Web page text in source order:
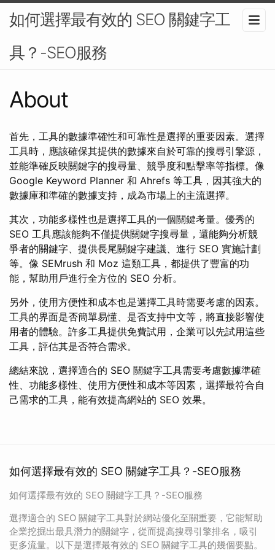
如何選擇最有效的 SEO 關鍵字工
具？-SEO服務
About
首先，工具的數據準確性和可靠性是選擇的重要因素。選擇
工具時，應該確保其提供的數據來自於可靠的搜尋引擎源，
並能準確反映關鍵字的搜尋量、競爭度和點擊率等指標。像
Google Keyword Planner 和 Ahrefs 等工具，因其強大的
數據庫和準確的數據支持，成為市場上的主流選擇。
其次，功能多樣性也是選擇工具的一個關鍵考量。優秀的
SEO 工具應該能夠不僅提供關鍵字搜尋量，還能夠分析競
爭者的關鍵字、提供長尾關鍵字建議、進行 SEO 實施計劃
等。像 SEMrush 和 Moz 這類工具，都提供了豐富的功
能，幫助用戶進行全方位的 SEO 分析。
另外，使用方便性和成本也是選擇工具時需要考慮的因素。
工具的界面是否簡單易懂、是否支持中文等，將直接影響使
用者的體驗。許多工具提供免費試用，企業可以先試用這些
工具，評估其是否符合需求。
總結來說，選擇適合的 SEO 關鍵字工具需要考慮數據準確
性、功能多樣性、使用方便性和成本等因素，選擇最符合自
己需求的工具，能有效提高網站的 SEO 效果。
如何選擇最有效的 SEO 關鍵字工具？-SEO服務
如何選擇最有效的 SEO 關鍵字工具？-SEO服務
選擇適合的 SEO 關鍵字工具對於網站優化至關重要，它能幫助
企業挖掘出最具潛力的關鍵字，從而提高搜尋引擎排名，吸引
更多流量。以下是選擇最有效的 SEO 關鍵字工具的幾個要點。